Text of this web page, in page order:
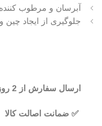
آبرسان و مرطوب کننده
جلوگیری از ایجاد
ارسال سفارش از 2 روز کاری
✅ ضمانت اصالت کالا